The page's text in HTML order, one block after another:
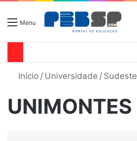
Menu
Início / Universidade / Sudeste
UNIMONTES